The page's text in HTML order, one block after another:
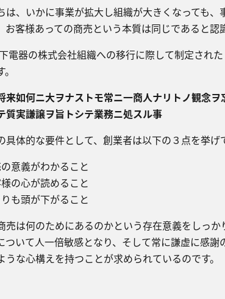
は、いかに事業が拡大し組織が大きくなっても、
お客様あっての商売という本質は同じであると認
電器の株式会社組織への移行に際して制定され
来如何ニ大ヲナストモ常ニ一商人ナリトノ観念ヲ
質実謙譲ヲ旨トシテ業務ニ処スル事​
体的な要件として、創業者は以下の３点を挙げ
意義がわかること
の心が読めること
も頭が下がること
売は何のためにあるのかという存在意義をしっ
ついて人一倍敏感となり、そして常に謙虚に感
うな心構えを持つことが求められているのです。